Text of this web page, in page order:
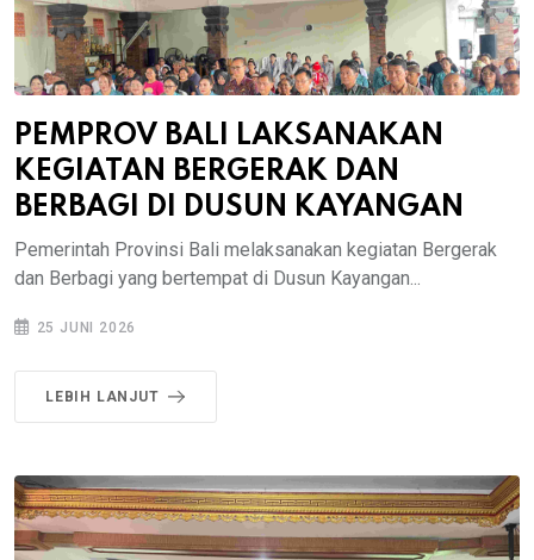
PEMPROV BALI LAKSANAKAN
KEGIATAN BERGERAK DAN
BERBAGI DI DUSUN KAYANGAN
Pemerintah Provinsi Bali melaksanakan kegiatan Bergerak
dan Berbagi yang bertempat di Dusun Kayangan...
25 JUNI 2026
LEBIH LANJUT